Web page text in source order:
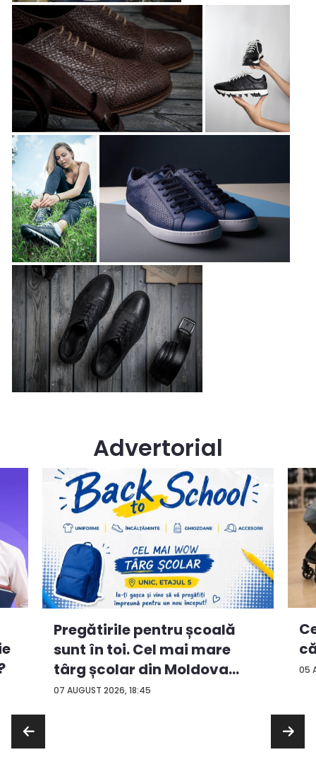
Advertorial
07 AUGUST 2026, 18:45
Pregătirile pentru școală
sunt în toi. Cel mai mare
târg școlar din Moldova
con...
05